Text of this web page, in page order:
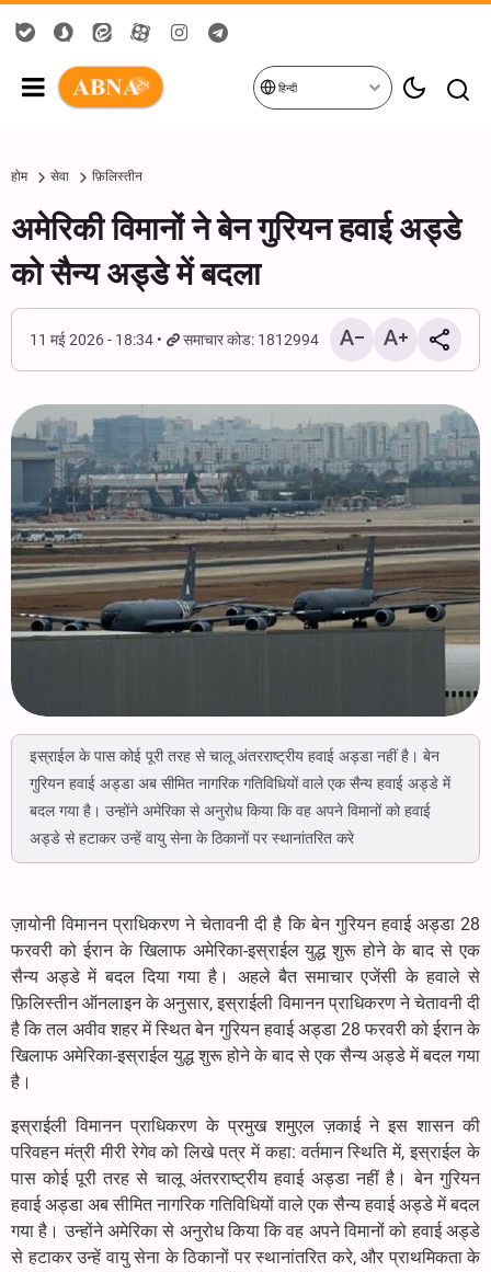
हिन्दी
होम सेवा फ़िलिस्तीन
अमेरिकी विमानों ने बेन गुरियन हवाई अड्डे
को सैन्य अड्डे में बदला
11 मई 2026 - 18:34 समाचार कोड: 1812994
इस्राईल के पास कोई पूरी तरह से चालू अंतरराष्ट्रीय हवाई अड्डा नहीं है। बेन
गुरियन हवाई अड्डा अब सीमित नागरिक गतिविधियों वाले एक सैन्य हवाई अड्डे में
बदल गया है। उन्होंने अमेरिका से अनुरोध किया कि वह अपने विमानों को हवाई
अड्डे से हटाकर उन्हें वायु सेना के ठिकानों पर स्थानांतरित करे
ज़ायोनी विमानन प्राधिकरण ने चेतावनी दी है कि बेन गुरियन हवाई अड्डा 28
फरवरी को ईरान के खिलाफ अमेरिका-इस्राईल युद्ध शुरू होने के बाद से एक
सैन्य अड्डे में बदल दिया गया है। अहले बैत समाचार एजेंसी के हवाले से
फ़िलिस्तीन ऑनलाइन के अनुसार, इस्राईली विमानन प्राधिकरण ने चेतावनी दी
है कि तल अवीव शहर में स्थित बेन गुरियन हवाई अड्डा 28 फरवरी को ईरान के
खिलाफ अमेरिका-इस्राईल युद्ध शुरू होने के बाद से एक सैन्य अड्डे में बदल गया
है।
इस्राईली विमानन प्राधिकरण के प्रमुख शमुएल ज़काई ने इस शासन की
परिवहन मंत्री मीरी रेगेव को लिखे पत्र में कहा: वर्तमान स्थिति में, इस्राईल के
पास कोई पूरी तरह से चालू अंतरराष्ट्रीय हवाई अड्डा नहीं है। बेन गुरियन
हवाई अड्डा अब सीमित नागरिक गतिविधियों वाले एक सैन्य हवाई अड्डे में बदल
गया है। उन्होंने अमेरिका से अनुरोध किया कि वह अपने विमानों को हवाई अड्डे
से हटाकर उन्हें वायु सेना के ठिकानों पर स्थानांतरित करे, और प्राथमिकता के